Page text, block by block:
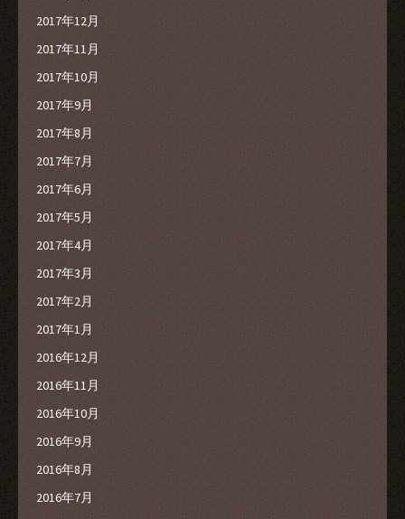
2017年12月
2017年11月
2017年10月
2017年9月
2017年8月
2017年7月
2017年6月
2017年5月
2017年4月
2017年3月
2017年2月
2017年1月
2016年12月
2016年11月
2016年10月
2016年9月
2016年8月
2016年7月